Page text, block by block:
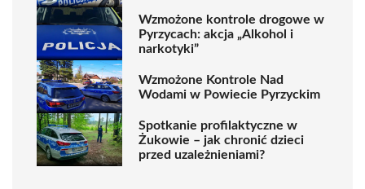
Wzmożone kontrole drogowe w
Pyrzycach: akcja „Alkohol i
narkotyki”
Wzmożone Kontrole Nad
Wodami w Powiecie Pyrzyckim
Spotkanie profilaktyczne w
Żukowie – jak chronić dzieci
przed uzależnieniami?